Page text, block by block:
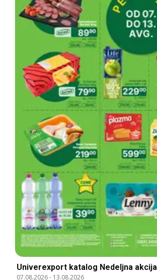
Univerexport katalog Nedeljna akcija
07.08.2026- 13.08.2026